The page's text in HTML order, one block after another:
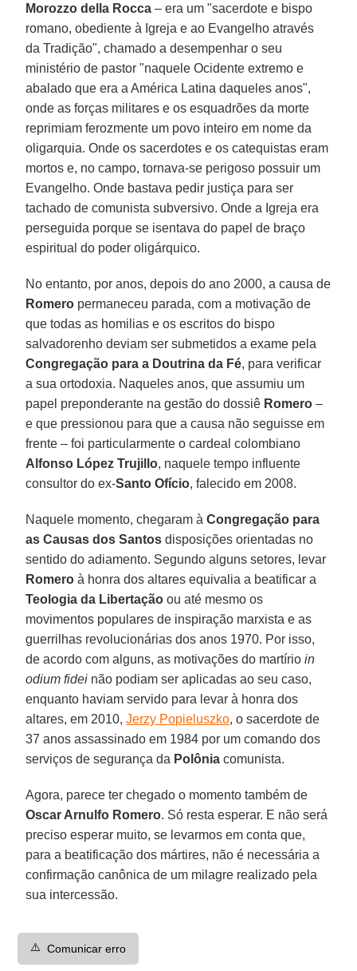
Morozzo della Rocca – era um "sacerdote e bispo
romano, obediente à Igreja e ao Evangelho através
da Tradição", chamado a desempenhar o seu
ministério de pastor "naquele Ocidente extremo e
abalado que era a América Latina daqueles anos",
onde as forças militares e os esquadrões da morte
reprimiam ferozmente um povo inteiro em nome da
oligarquia. Onde os sacerdotes e os catequistas eram
mortos e, no campo, tornava-se perigoso possuir um
Evangelho. Onde bastava pedir justiça para ser
tachado de comunista subversivo. Onde a Igreja era
perseguida porque se isentava do papel de braço
espiritual do poder oligárquico.
No entanto, por anos, depois do ano 2000, a causa de
Romero permaneceu parada, com a motivação de
que todas as homilias e os escritos do bispo
salvadorenho deviam ser submetidos a exame pela
Congregação para a Doutrina da Fé, para verificar
a sua ortodoxia. Naqueles anos, que assumiu um
papel preponderante na gestão do dossiê Romero –
e que pressionou para que a causa não seguisse em
frente – foi particularmente o cardeal colombiano
Alfonso López Trujillo, naquele tempo influente
consultor do ex-Santo Ofício, falecido em 2008.
Naquele momento, chegaram àCongregação para
as Causas dos Santos disposições orientadas no
sentido do adiamento. Segundo alguns setores, levar
Romero à honra dos altares equivalia a beatificar a
Teologia da Libertação ou até mesmo os
movimentos populares de inspiração marxista e as
guerrilhas revolucionárias dos anos 1970. Por isso,
de acordo com alguns, as motivações do martírioin
odium fidei não podiam ser aplicadas ao seu caso,
enquanto haviam servido para levar à honra dos
altares, em 2010,Jerzy Popieluszko, o sacerdote de
37 anos assassinado em 1984 por um comando dos
serviços de segurança da Polônia comunista.
Agora, parece ter chegado o momento também de
Oscar Arnulfo Romero. Só resta esperar. E não será
preciso esperar muito, se levarmos em conta que,
para a beatificação dos mártires, não é necessária a
confirmação canônica de um milagre realizado pela
sua intercessão.
⚠️ Comunicar erro